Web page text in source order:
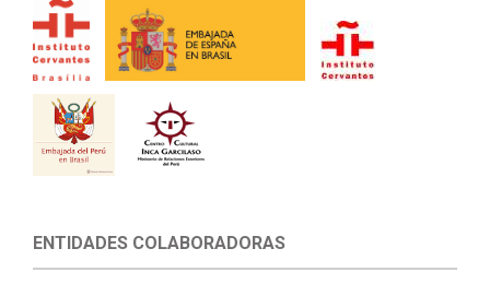
ENTIDADES COLABORADORAS